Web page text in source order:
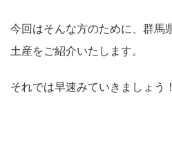
今回はそんな方のために、群馬
土産をご紹介いたします。
それでは早速みていきましょう！